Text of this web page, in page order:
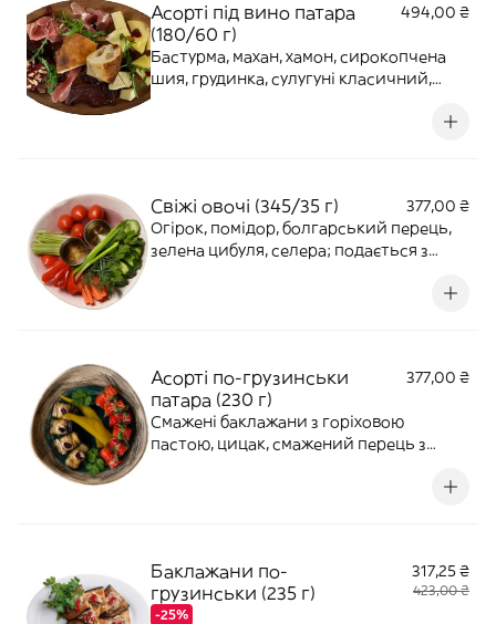
Асорті під вино патара
(180/60 г)
494,00 ₴
Бастурма, махан, хамон, сирокопчена
шия, грудинка, сулугуні класичний,
Свіжі овочі (345/35 г)
377,00 ₴
Огірок, помідор, болгарський перець,
зелена цибуля, селера; подається з
Асорті по-грузинськи
патара (230 г)
377,00 ₴
Смажені баклажани з горіховою
пастою, цицак, смажений перець з
Кількість рулетиків може змінюватися в
Баклажани по-
грузинськи (235 г)
-25%
317,25 ₴
423,00 ₴